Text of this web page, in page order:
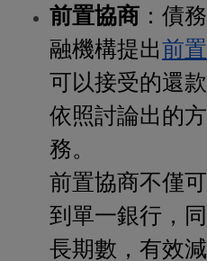
前置協商 ：債
融機構提出前
可以接受的還
依照討論出的
務。
前置協商不僅
到單一銀行，
長期數，有效減